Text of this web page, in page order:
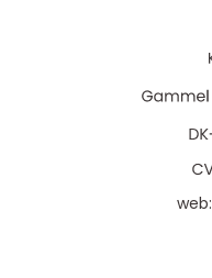
web: